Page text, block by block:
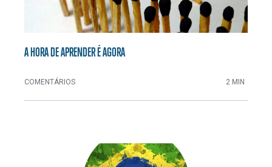
A HORA DE APRENDER É AGORA
COMENTÁRIOS 2 MIN